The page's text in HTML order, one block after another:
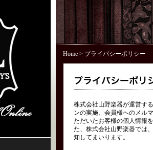
Home> プライバシーポリシー
株式会社山野楽器が運営す
ンの実施、会員様へのメル
ただいたお客様の個人情報
た、株式会社山野楽器では
知してまいります。